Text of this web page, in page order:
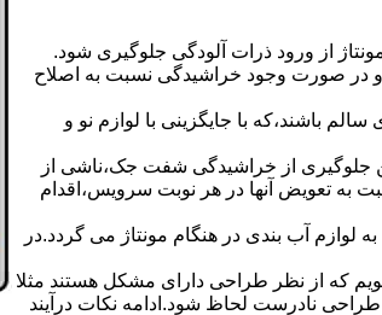
از ورود ذرات آلودگی جلوگیری شود.
صورت وجود خراشیدگی نسبت به اصلاح
باشند،که با جایگزینی با لوازم نو و
جلوگیری از خراشیدگی شفت جک،ناشی از
به تعویض آنها در هر نوبت سرویس،اقدام
آب بندی در هنگام مونتاژ می گردد.در
که از نظر طراحی دارای مشکل هستند مثلا
نادرست لحاظ شود.ادامه نکات درآیند